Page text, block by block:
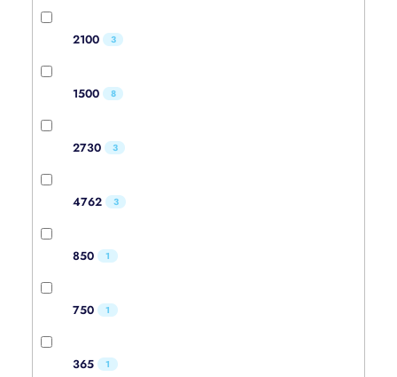
2100 3
1500 8
2730 3
4762 3
850 1
750 1
365 1